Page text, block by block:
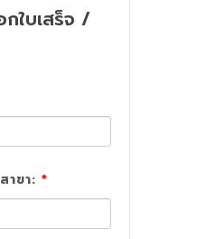
ใบเสร็จ /
าขา: *